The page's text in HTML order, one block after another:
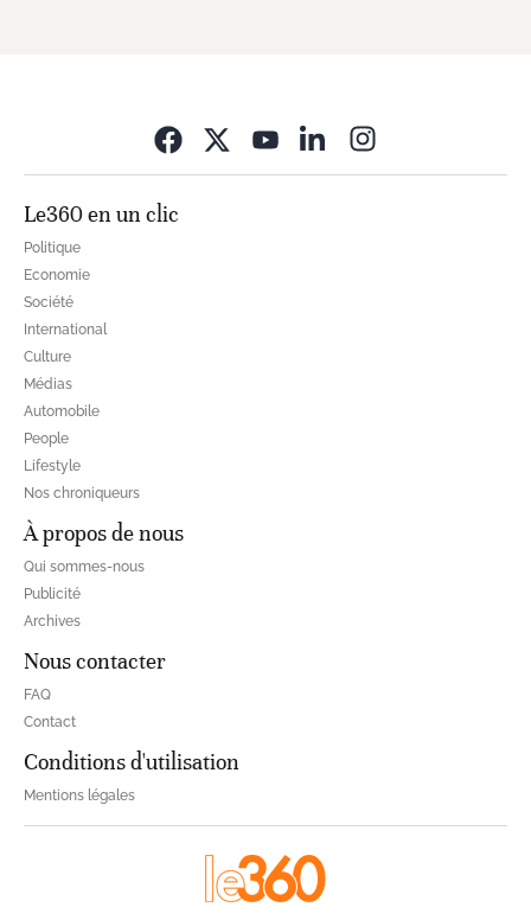
Le360 en un clic
Politique
Economie
Société
International
Culture
Médias
Automobile
People
Lifestyle
Nos chroniqueurs
À propos de nous
Qui sommes-nous
Publicité
Archives
Nous contacter
FAQ
Contact
Conditions d'utilisation
Mentions légales